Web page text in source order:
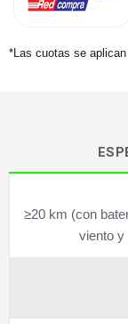
*Las cuotas se
≥20 km (con
viento y